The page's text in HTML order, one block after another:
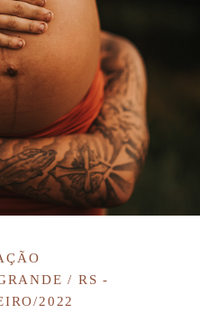
/ RS
2022